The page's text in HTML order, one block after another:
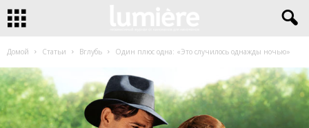
Домой Статьи Вглубь Один плюс одна: «Это случилось однажды ночью»